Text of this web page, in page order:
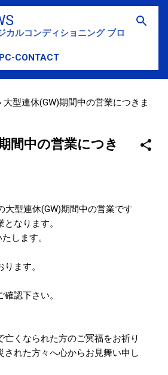
メイン コンテンツに移動
カルコンディショニング ブログ
CONTACT
大型連休(GW)期間中の営業につきま
間中の営業につき
大型連休(GW)期間中の営業です
なります。
します。
ます。
確認下さい。
亡くなられた方のご冥福をお祈り
された方々へ心からお見舞い申し